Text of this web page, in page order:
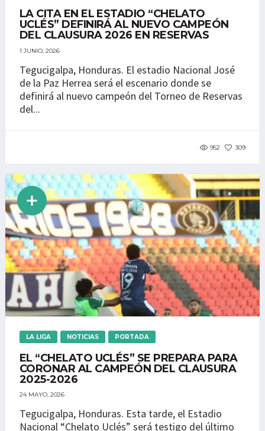
LA CITA EN EL ESTADIO “CHELATO
UCLÉS” DEFINIRÁ AL NUEVO CAMPEÓN
DEL CLAUSURA 2026 EN RESERVAS
1 JUNIO, 2026
Tegucigalpa, Honduras. El estadio Nacional José
de la Paz Herrea será el escenario donde se
definirá al nuevo campeón del Torneo de Reservas
del...
952 309
LA LIGA NOTICIAS PORTADA
EL “CHELATO UCLÉS” SE PREPARA PARA
CORONAR AL CAMPEÓN DEL CLAUSURA
2025-2026
24 MAYO, 2026
Tegucigalpa, Honduras. Esta tarde, el Estadio
Nacional “Chelato Uclés” será testigo del último